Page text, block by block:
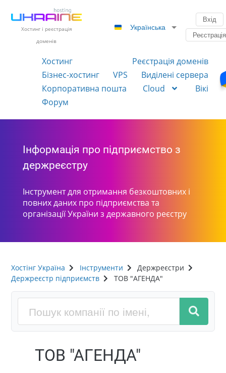
Хостинг і реєстрація
доменів
Українська
Вхід
Реєстрація
Хостинг
Реєстрація доменів
Бізнес-хостинг
VPS
Виділені сервера
Корпоративна пошта
Cloud
Вікі
Форум
Інформація про підприємство з
держреєстру
Інструмент для отримання безкоштовних і
повних даних про підприємства та
організації України з державного реєстру
Хостінг Україна Інструменти
Держреєстри
Держреєстр підприємств
ТОВ "АГЕНДА"
ТОВ "АГЕНДА"